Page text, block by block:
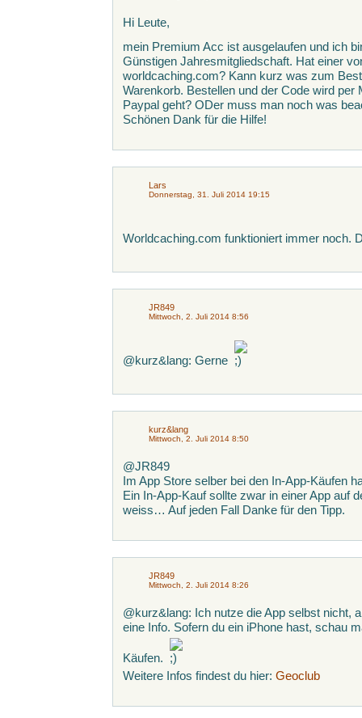
Hi Leute,
mein Premium Acc ist ausgelaufen und ich
Günstigen Jahresmitgliedschaft. Hat einer
worldcaching.com? Kann kurz was zum
Warenkorb. Bestellen und der Code wird
Paypal geht? ODer muss man noch was
Schönen Dank für die Hilfe!
Lars
Donnerstag, 31. Juli 2014 19:15
Worldcaching.com funktioniert immer noch.
JR849
Mittwoch, 2. Juli 2014 8:56
@kurz&lang: Gerne
kurz&lang
Mittwoch, 2. Juli 2014 8:50
@JR849
Im App Store selber bei den In-App-Käufen
Ein In-App-Kauf sollte zwar in einer App auf
weiss… Auf jeden Fall Danke für den Tipp.
JR849
Mittwoch, 2. Juli 2014 8:26
@kurz&lang: Ich nutze die App selbst nicht,
eine Info. Sofern du ein iPhone hast, schau
Käufen.
Weitere Infos findest du hier: Geoclub